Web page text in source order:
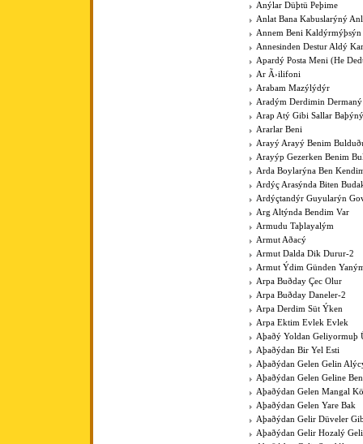
Anýlar Düþtü Peþime
Anlat Bana Kabuslarýný
Annem Beni
Annesinden Destur Aldý
Apardý Posta Meni (He
Ar Ã›ilifoni
Arabam Mazýlýdýr
Aradým Derdimin
Arap Atý Gibi Sallar Baþýný
Ararlar Beni
Arayý Arayý Benim
Arayýp Gezerken Benim
Arda Boylarýna Ben
Ardýç Arasýnda Biten
Ardýçtandýr Guyularýn
Arg Altýnda Bendim Var
Armudu Taþlayalým
Armut Aðacý
Armut Dalda Dik Durur-2
Armut Ýdim Günden
Arpa Buðday Çec Olur
Arpa Buðday Daneler-2
Arpa Derdim Süt Ýken
Arpa Ektim Evlek Evlek
Aþaðý Yoldan Geliyormuþ
Aþaðýdan Bir Yel Esti
Aþaðýdan Gelen Gelin
Aþaðýdan Gelen Geline
Aþaðýdan Gelen Mangal
Aþaðýdan Gelen Yare Bak
Aþaðýdan Gelir Düveler
Aþaðýdan Gelir Hozalý